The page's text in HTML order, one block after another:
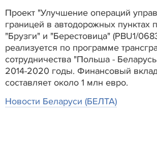
Проект "Улучшение операций
границей в автодорожных пунктах
"Брузги" и "Берестовица" (PBU1/
реализуется по программе
сотрудничества "Польша -
2014-2020 годы. Финансовый
составляет около 1 млн евро.
Новости Беларуси (БЕЛТА)